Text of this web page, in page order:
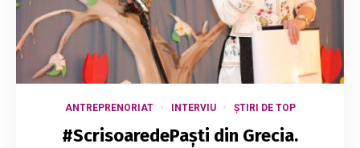
ANTREPRENORIAT INTERVIU ȘTIRI DE TOP
#ScrisoaredePaști din Grecia.